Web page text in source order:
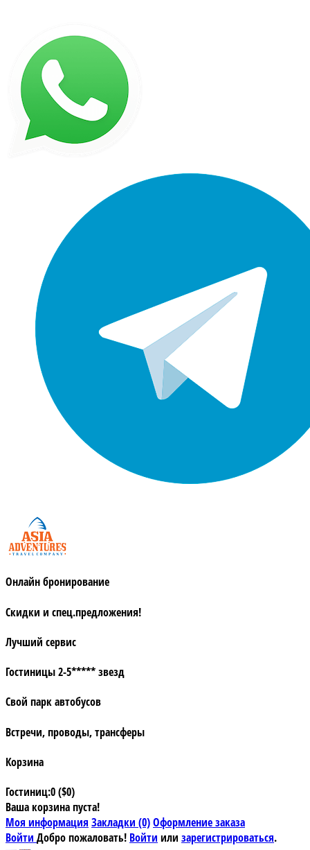
Онлайн бронирование
Скидки и спец.предложения!
Лучший сервис
Гостиницы 2-5***** звезд
Свой парк автобусов
Встречи, проводы, трансферы
Корзина
Гостиниц:0 ($0)
Ваша корзина пуста!
Моя информация Закладки (0)Оформление заказа
Войти Добро пожаловать! Войти или зарегистрироваться.